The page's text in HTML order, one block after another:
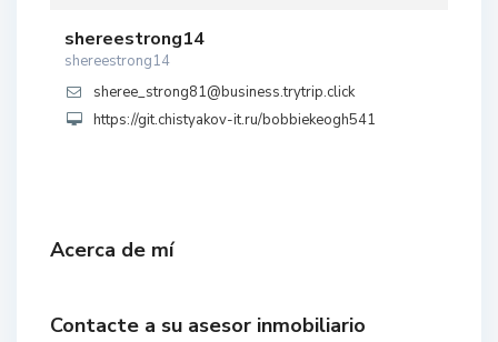
shereestrong14
shereestrong14
sheree_strong81@business.trytrip.click
https://git.chistyakov-it.ru/bobbiekeogh541
Acerca de mí
Contacte a su asesor inmobiliario